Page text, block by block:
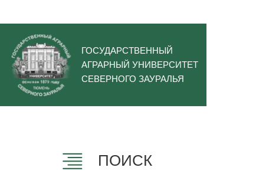
ГОСУДАРСТВЕННЫЙ
АГРАРНЫЙ УНИВЕРСИТЕТ
СЕВЕРНОГО ЗАУРАЛЬЯ
ПОИСК